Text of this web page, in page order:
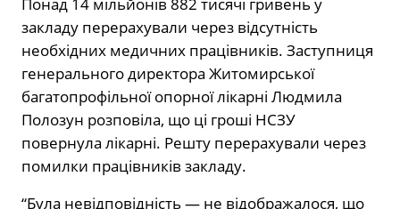
закладу перерахували через відсутність
необхідних медичних працівників. Заступниця
генерального директора Житомирської
багатопрофільної опорної лікарні Людмила
Полозун розповіла, що ці гроші НСЗУ
повернула лікарні. Решту перерахували через
помилки працівників закладу.
“Була невідповідність — не відображалося, що